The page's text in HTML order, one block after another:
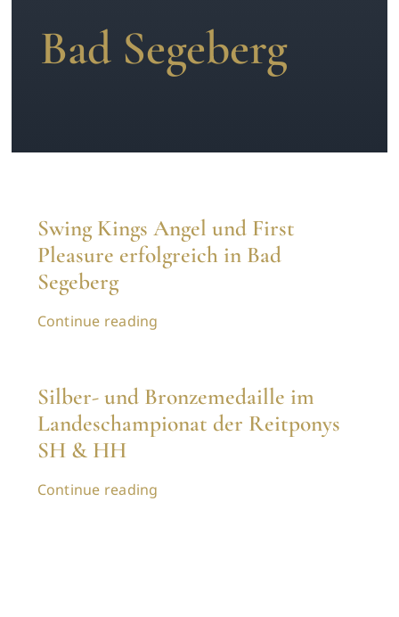
NewsBad Segeberg
Swing Kings Angel und First
Pleasure erfolgreich in Bad
Segeberg
Continue reading
Silber- und Bronzemedaille im
Landeschampionat der Reitponys
SH & HH
Continue reading